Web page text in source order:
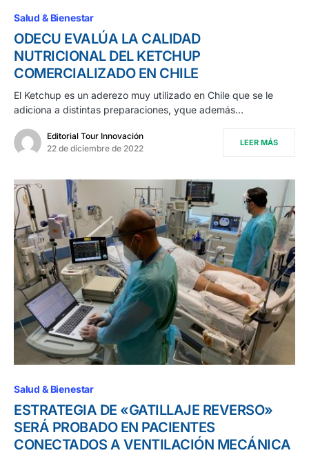
Salud & Bienestar
ODECU EVALÚA LA CALIDAD
NUTRICIONAL DEL KETCHUP
COMERCIALIZADO EN CHILE
El Ketchup es un aderezo muy utilizado en Chile que se le
adiciona a distintas preparaciones, yque además…
Editorial Tour Innovación
22 de diciembre de 2022
LEER MÁS
Salud & Bienestar
ESTRATEGIA DE «GATILLAJE REVERSO»
SERÁ PROBADO EN PACIENTES
CONECTADOS A VENTILACIÓN MECÁNICA